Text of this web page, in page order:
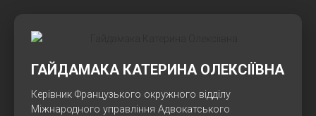
ГАЙДАМАКА КАТЕРИНА ОЛЕКСІЇВНА
Керівник Французького окружного відділу
Міжнародного управління Адвокатського